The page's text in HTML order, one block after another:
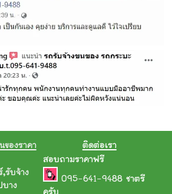
ของราคา
,รับจ้าง
บาง
ติดต่อเรา
สอบถามราคาฟรี
095-641-9488 ชาตรี